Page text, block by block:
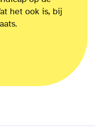
het ook is, bij